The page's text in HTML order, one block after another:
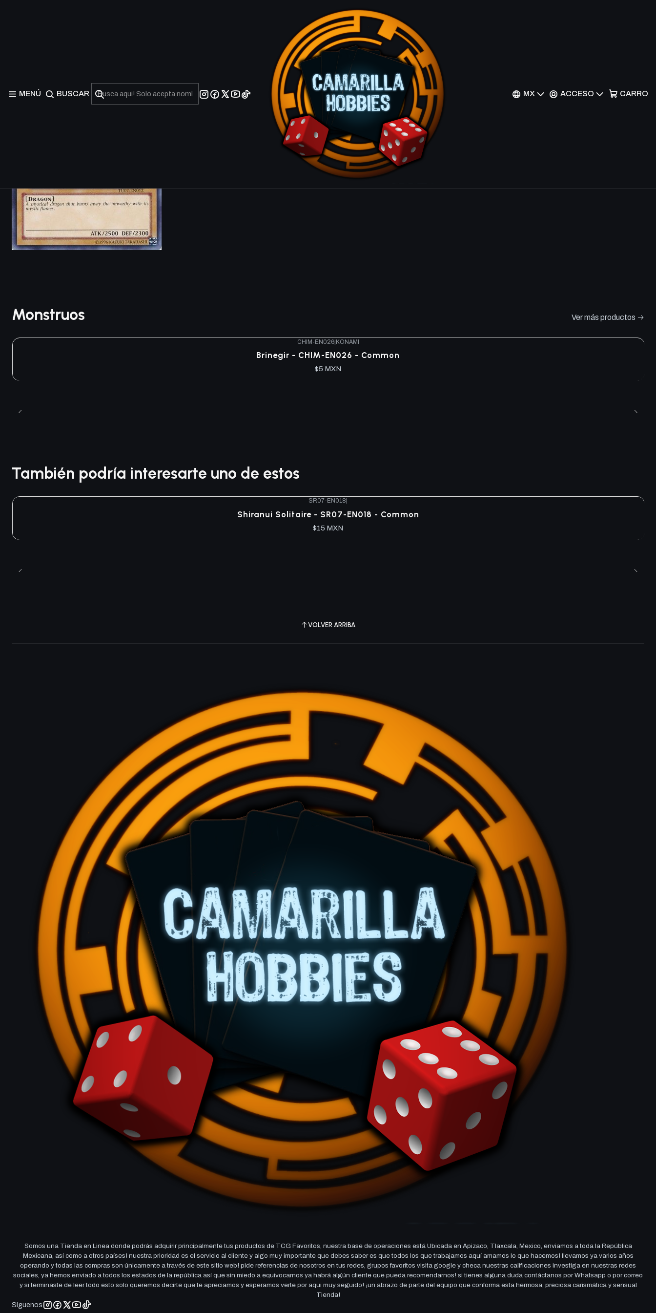
MENÚ BUSCAR MX ACCESO CARRO
Seiyaryu - TU07-EN012 - Common
IDIOMA
Español Ingles
Mostrar stock de ubicaciones
COMPARTIR ESTE PRODUCTO
Monstruos Ver más productos
CHIM-EN026| KONAMI
Brinegir - CHIM-EN026 - Common
$5 MXN
También podría interesarte uno de estos
SR07-EN018
Shiranui Solitaire - SR07-EN018 - Common
$15 MXN
VOLVER ARRIBA
Somos una Tienda en Linea donde podrás adquirir principalmente tus productos de TCG Favoritos, nuestra base de operaciones está Ubicada en Apizaco, Tlaxcala, Mexico, enviamos a toda la República
Mexicana, así como a otros países! nuestra prioridad es el servicio al cliente y algo muy importante que debes saber es que todos los que trabajamos aquí amamos lo que hacemos! llevamos ya varios años
operando y todas las compras son únicamente a través de este sitio web! pide referencias de nosotros en tus redes, grupos favoritos visita google y checa nuestras calificaciones investiga en nuestras redes
sociales, ya hemos enviado a todos los estados de la república así que sin miedo a equivocarnos ya habrá algún cliente que pueda recomendarnos! si tienes alguna duda contáctanos por Whatsapp o por correo
y si terminaste de leer todo esto solo queremos decirte que te apreciamos y esperamos verte por aqui muy seguido! ¡un abrazo de parte del equipo que conforma esta hermosa, preciosa carismática y sensual
Tienda!
Síguenos